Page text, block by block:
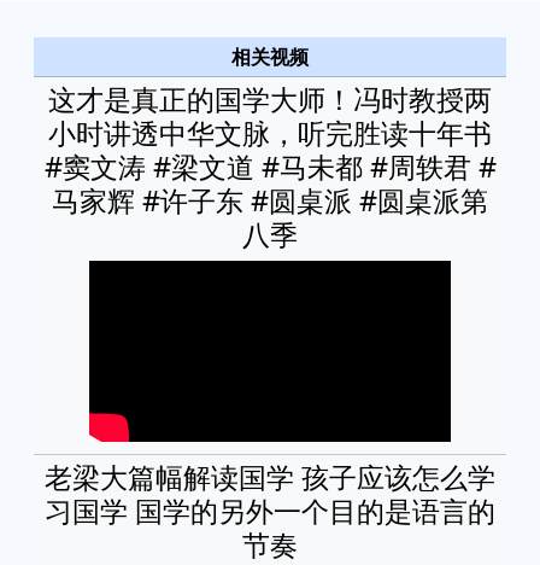
相关视频
这才是真正的国学大师！冯时教授两
小时讲透中华文脉，听完胜读十年书
#窦文涛 #梁文道 #马未都 #周轶君 #
马家辉 #许子东 #圆桌派 #圆桌派第
八季
老梁大篇幅解读国学 孩子应该怎么学
习国学 国学的另外一个目的是语言的
节奏